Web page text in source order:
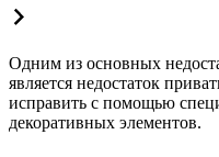
Одним из основных
является недостаток
исправить с помощью
декоративных элементов.